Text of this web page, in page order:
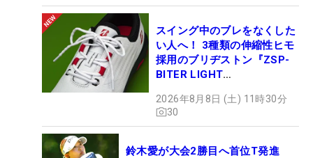
スイング中のブレをなくした
い人へ！ 3種類の伸縮性ヒモ
採用のブリヂストン『ZSP-
BITER LIGHT
ュー
2026年8月8日 (土) 11時30分
30
鈴木愛が大会2勝目へ首位T発進